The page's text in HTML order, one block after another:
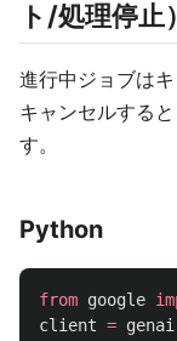
ト/処理停止）
進行中ジョブはキ
キャンセルする
す。
Python
from google
client = genai